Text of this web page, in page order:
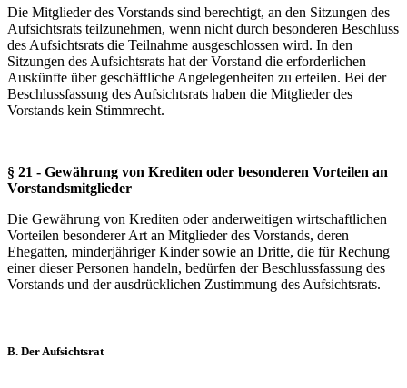
Die Mitglieder des Vorstands sind berechtigt, an den Sitzungen des
Aufsichtsrats teilzunehmen, wenn nicht durch besonderen Beschluss
des Aufsichtsrats die Teilnahme ausgeschlossen wird. In den
Sitzungen des Aufsichtsrats hat der Vorstand die erforderlichen
Auskünfte über geschäftliche Angelegenheiten zu erteilen. Bei der
Beschlussfassung des Aufsichtsrats haben die Mitglieder des
Vorstands kein Stimmrecht.
§ 21 - Gewährung von Krediten oder besonderen Vorteilen an
Vorstandsmitglieder
Die Gewährung von Krediten oder anderweitigen wirtschaftlichen
Vorteilen besonderer Art an Mitglieder des Vorstands, deren
Ehegatten, minderjähriger Kinder sowie an Dritte, die für Rechung
einer dieser Personen handeln, bedürfen der Beschlussfassung des
Vorstands und der ausdrücklichen Zustimmung des Aufsichtsrats.
B. Der Aufsichtsrat